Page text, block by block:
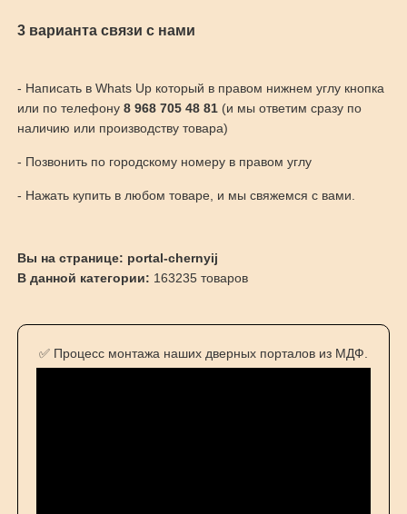
3 варианта связи с нами
- Написать в Whats Up который в правом нижнем углу кнопка
или по телефону 8 968 705 48 81(и мы ответим сразу по
наличию или производству товара)
- Позвонить по городскому номеру в правом углу
- Нажать купить в любом товаре, и мы свяжемся с вами.
Вы на странице: portal-chernyij
В данной категории: 163235 товаров
✅ Процесс монтажа наших дверных порталов из МДФ.